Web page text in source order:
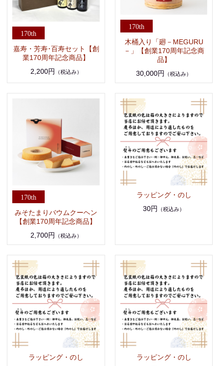
嘉寿・芳寿･百寿セット【創
業170周年記念商品】
2,200円
（税込み）
木桶入り「廻－MEGURU
－」【創業170周年記念商
品】
30,000円
（税込み）
みそたまりバウムクーヘン
【創業170周年記念商品】
2,700円
（税込み）
ラッピング・のし
30円
（税込み）
ラッピング・のし
ラッピング・のし